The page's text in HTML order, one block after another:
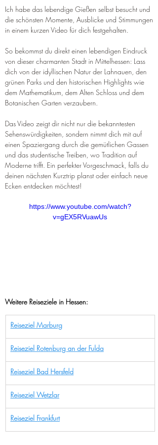
Ich habe das lebendige Gießen selbst besucht und
die schönsten Momente, Ausblicke und Stimmungen
in einem kurzen Video für dich festgehalten.
So bekommst du direkt einen lebendigen Eindruck
von dieser charmanten Stadt in Mittelhessen: Lass
dich von der idyllischen Natur der Lahnauen, den
grünen Parks und den historischen Highlights wie
dem Mathematikum, dem Alten Schloss und dem
Botanischen Garten verzaubern.
Das Video zeigt dir nicht nur die bekanntesten
Sehenswürdigkeiten, sondern nimmt dich mit auf
einen Spaziergang durch die gemütlichen Gassen
und das studentische Treiben, wo Tradition auf
Moderne trifft. Ein perfekter Vorgeschmack, falls du
deinen nächsten Kurztrip planst oder einfach neue
Ecken entdecken möchtest!
https://www.youtube.com/watch?
v=gEX5RVuawUs
Weitere Reiseziele in Hessen:
Reiseziel Marburg
Reiseziel Rotenburg an der Fulda
Reiseziel Bad Hersfeld
Reiseziel Wetzlar
Reiseziel Frankfurt